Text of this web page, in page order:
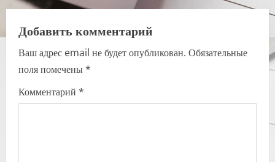
n
a
v
i
g
Добавить комментарий
Ваш адрес email не будет опубликован. Обязательные
поля помечены*
Комментарий *